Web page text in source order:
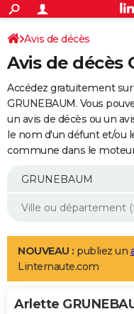
ACTUALITÉS
Politique
Société
Faits Divers
Education
Monde
Villes
+
SPORT
Coupe du monde 2026
Football
Tennis
Cyclisme
Rugby
Forum
Programme TV
TNT
Streaming
Cinéma
Sorties cinéma
Musique
+
FINANCE
Impôts
Immobilier
Risques naturels par ville
Banque
Assurance
Crédit
AUTO
Essais
Réserver un essai
Citadines
Berlines
SUV
Forum auto
+
Mobiles
Meilleur smartphone
Internet
Ordinateurs
Jeux vidéo
Guide high-tech
Aménagement intérieur
LIFESTYLE
Art de vivre
Bien-être
Loisirs
Mode
Modes de vie
Alimentation
Guide de la santé
Maladies
Médicaments
Sommeil
VOYAGE
Avis de décès
Avis de décès
Accédez gratuitement
GRUNEBAUM. Vous
un avis de décès ou un
le nom d'un défunt et/ou
commune dans le
NOUVEAU : publiez un
Linternaute.com
Arlette